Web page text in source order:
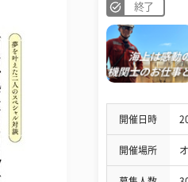
終了
開催日時
開催場所